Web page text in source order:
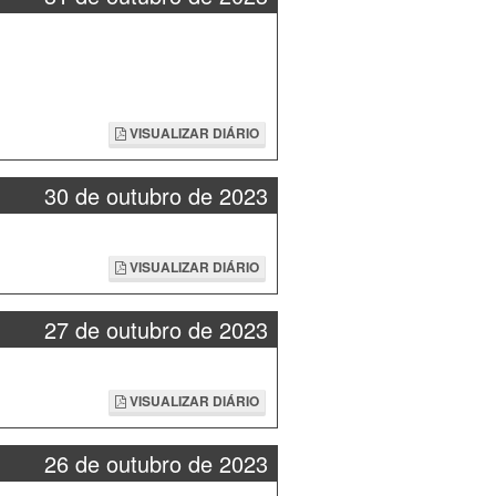
VISUALIZAR DIÁRIO
30 de outubro de 2023
VISUALIZAR DIÁRIO
27 de outubro de 2023
VISUALIZAR DIÁRIO
26 de outubro de 2023